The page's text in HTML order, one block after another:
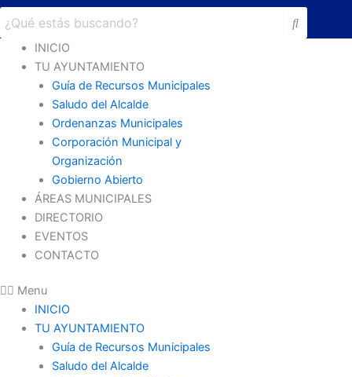
INICIO
TU AYUNTAMIENTO
Guía de Recursos Municipales
Saludo del Alcalde
Ordenanzas Municipales
Corporación Municipal y
Organización
Gobierno Abierto
ÁREAS MUNICIPALES
DIRECTORIO
EVENTOS
CONTACTO
Menu
INICIO
TU AYUNTAMIENTO
Guía de Recursos Municipales
Saludo del Alcalde